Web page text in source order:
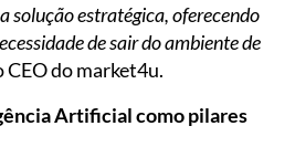
solução estratégica, oferecendo
de sair do ambiente de
CEO do market4u.
Artificial como pilares